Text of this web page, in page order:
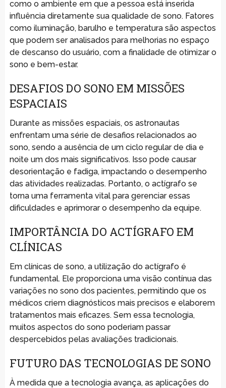
como o ambiente em que a pessoa está inserida
influência diretamente sua qualidade de sono. Fatores
como iluminação, barulho e temperatura são aspectos
que podem ser analisados para melhorias no espaço
de descanso do usuário, com a finalidade de otimizar o
sono e bem-estar.
DESAFIOS DO SONO EM MISSÕES
ESPACIAIS
Durante as missões espaciais, os astronautas
enfrentam uma série de desafios relacionados ao
sono, sendo a ausência de um ciclo regular de dia e
noite um dos mais significativos. Isso pode causar
desorientação e fadiga, impactando o desempenho
das atividades realizadas. Portanto, o actígrafo se
torna uma ferramenta vital para gerenciar essas
dificuldades e aprimorar o desempenho da equipe.
IMPORTÂNCIA DO ACTÍGRAFO EM
CLÍNICAS
Em clínicas de sono, a utilização do actígrafo é
fundamental. Ele proporciona uma visão contínua das
variações no sono dos pacientes, permitindo que os
médicos criem diagnósticos mais precisos e elaborem
tratamentos mais eficazes. Sem essa tecnologia,
muitos aspectos do sono poderiam passar
despercebidos pelas avaliações tradicionais.
FUTURO DAS TECNOLOGIAS DE SONO
À medida que a tecnologia avança, as aplicações do